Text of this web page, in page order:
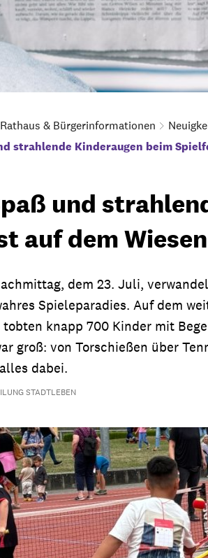
Rathaus & Bürgerinformationen
strahlende Kinderaugen beim
und
auf dem
dem 23. Juli,
Spieleparadies. Auf dem
knapp 700 Kinder mit
groß: von Torschießen über
dabei.
STADTLEBEN